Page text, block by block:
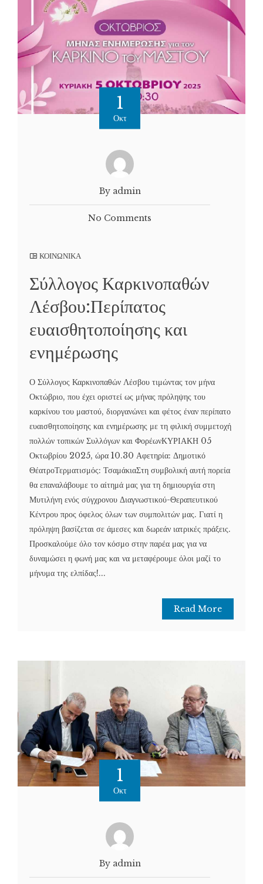
1
Οκτ
By admin
No Comments
ΚΟΙΝΩΝΙΚΑ
Σύλλογος Καρκινοπαθών
Λέσβου:Περίπατος
ευαισθητοποίησης και
ενημέρωσης
Ο Σύλλογος Καρκινοπαθών Λέσβου τιμώντας τον μήνα
Οκτώβριο, που έχει οριστεί ως μήνας πρόληψης του
καρκίνου του μαστού, διοργανώνει και φέτος έναν περίπατο
ευαισθητοποίησης και ενημέρωσης με τη φιλική συμμετοχή
πολλών τοπικών Συλλόγων και ΦορέωνΚΥΡΙΑΚΗ 05
Οκτωβρίου 2025, ώρα 10.30 Αφετηρία: Δημοτικό
ΘέατροΤερματισμός: ΤσαμάκιαΣτη συμβολική αυτή πορεία
θα επαναλάβουμε το αίτημά μας για τη δημιουργία στη
Μυτιλήνη ενός σύγχρονου Διαγνωστικού-Θεραπευτικού
Κέντρου προς όφελος όλων των συμπολιτών μας. Γιατί η
πρόληψη βασίζεται σε άμεσες και δωρεάν ιατρικές πράξεις.
Προσκαλούμε όλο τον κόσμο στην παρέα μας για να
δυναμώσει η φωνή μας και να μεταφέρουμε όλοι μαζί το
μήνυμα της ελπίδας!...
Read More
1
Οκτ
By admin